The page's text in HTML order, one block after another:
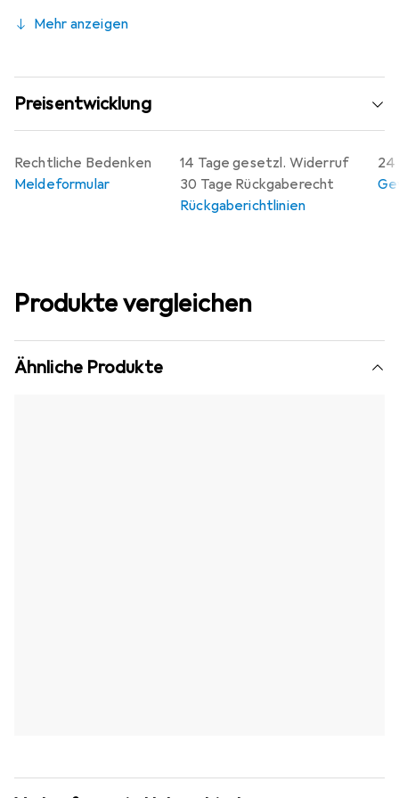
Mehr anzeigen
Preisentwicklung
14 Tage gesetzl. Widerruf
30 Tage Rückgaberecht
Rückgaberichtlinien
24
Rechtliche Bedenken
Meldeformular
Produkte vergleichen
Ähnliche Produkte